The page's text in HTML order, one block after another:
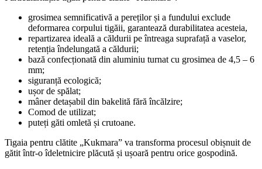
grosimea semnificativă a pereților și a fundului exclude
deformarea corpului tigăii, garantează durabilitatea acesteia,
repartizarea ideală a căldurii pe întreaga suprafață a vaselor,
retenția îndelungată a căldurii;
bază confecționată din aluminiu turnat cu grosimea de 4,5 – 6
mm;
siguranță ecologică;
ușor de spălat;
mâner detașabil din bakelită fără încălzire;
Comod de utilizat;
puteți găti omletă și crutoane.
Tigaia pentru clătite „Kukmara” va transforma procesul obișnuit de
gătit într-o îdeletnicire plăcută și ușoară pentru orice gospodină.